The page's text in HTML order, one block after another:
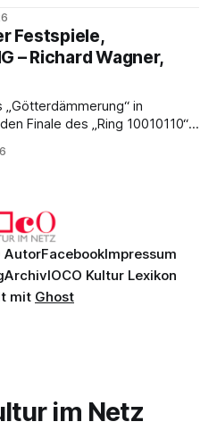
Elisabeth Teige und
einen der Höhepunkte der
Festspiele,
– Richard Wagner,
in
Finale des „Ring 10010110“:
begeisterten. Die KI-geprägte
AutorFacebookImpressum
ArchivIOCO Kultur Lexikon
mit Ghost
im Netz